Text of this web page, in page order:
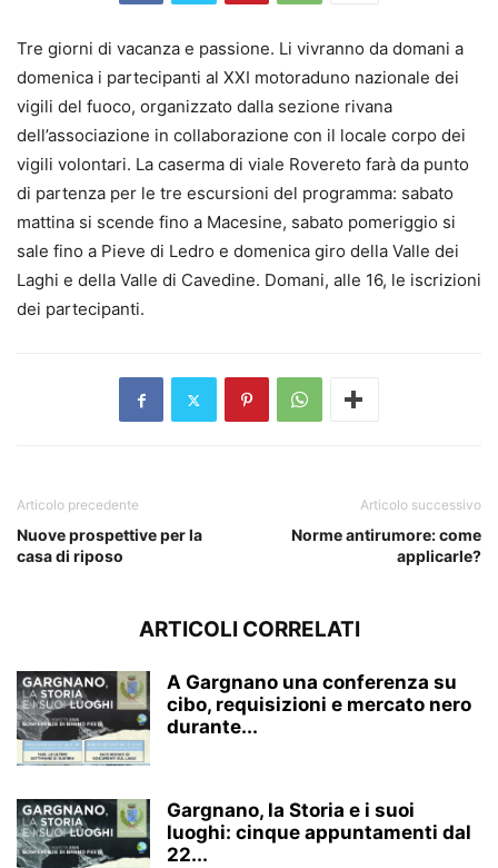
Tre giorni di vacanza e passione. Li vivranno da domani a
domenica i partecipanti al XXI motoraduno nazionale dei
vigili del fuoco, organizzato dalla sezione rivana
dell’associazione in collaborazione con il locale corpo dei
vigili volontari. La caserma di viale Rovereto farà da punto
di partenza per le tre escursioni del programma: sabato
mattina si scende fino a Macesine, sabato pomeriggio si
sale fino a Pieve di Ledro e domenica giro della Valle dei
Laghi e della Valle di Cavedine. Domani, alle 16, le iscrizioni
dei partecipanti.
Articolo precedente
Nuove prospettive per la
casa di riposo
Articolo successivo
Norme antirumore: come
applicarle?
ARTICOLI CORRELATI
A Gargnano una conferenza su
cibo, requisizioni e mercato nero
durante...
Gargnano, la Storia e i suoi
luoghi: cinque appuntamenti dal
22...